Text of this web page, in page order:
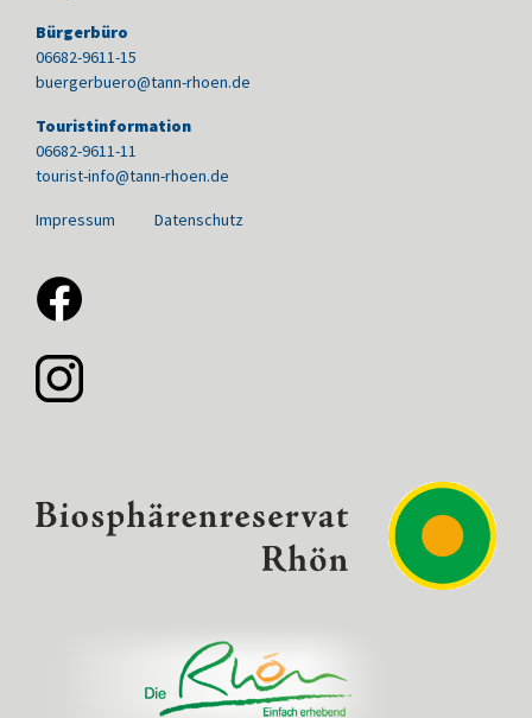
Bürgerbüro
06682-9611-15
buergerbuero@tann-rhoen.de
Touristinformation
06682-9611-11
tourist-info@tann-rhoen.de
Impressum Datenschutz